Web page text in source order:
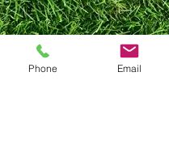
Phone Email